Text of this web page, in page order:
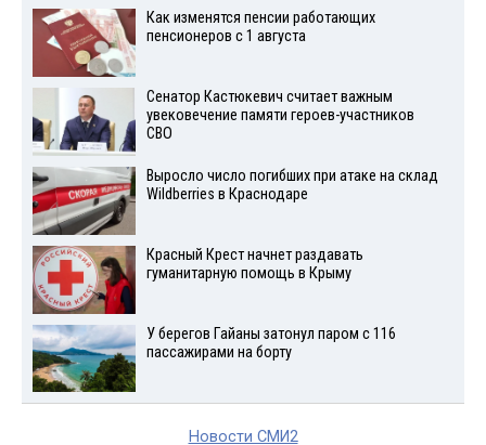
Как изменятся пенсии работающих
пенсионеров с 1 августа
Сенатор Кастюкевич считает важным
увековечение памяти героев-участников
СВО
Выросло число погибших при атаке на склад
Wildberries в Краснодаре
Красный Крест начнет раздавать
гуманитарную помощь в Крыму
У берегов Гайаны затонул паром с 116
пассажирами на борту
Новости СМИ2